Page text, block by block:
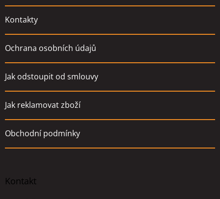
Kontakty
Ochrana osobních údajů
Jak odstoupit od smlouvy
Jak reklamovat zboží
Obchodní podmínky
Kontakt